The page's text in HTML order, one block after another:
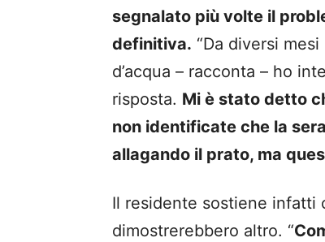
segnalato più volte il
definitiva. “Da diversi
d’acqua – racconta – ho
risposta. Mi è stato detto
non identificate che la
allagando il prato, ma
Il residente sostiene
dimostrerebbero altro. “